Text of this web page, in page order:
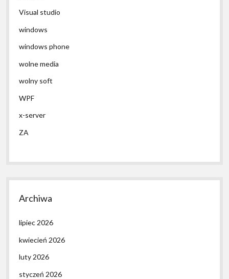
Visual studio
windows
windows phone
wolne media
wolny soft
WPF
x-server
ZA
Archiwa
lipiec 2026
kwiecień 2026
luty 2026
styczeń 2026